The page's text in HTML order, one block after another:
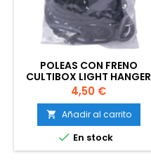
POLEAS CON FRENO
CULTIBOX LIGHT HANGER
Precio
4,50 €
 Añadir al carrito
 En stock